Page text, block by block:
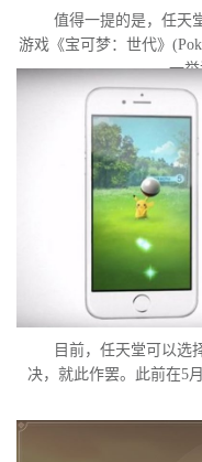
值得一提的是，任天
游戏《宝可梦：世代》
一
目前，任天堂可以选
决，就此作罢。此前在5